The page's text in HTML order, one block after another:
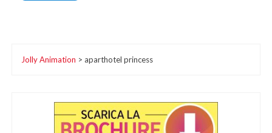
Jolly Animation > aparthotel princess